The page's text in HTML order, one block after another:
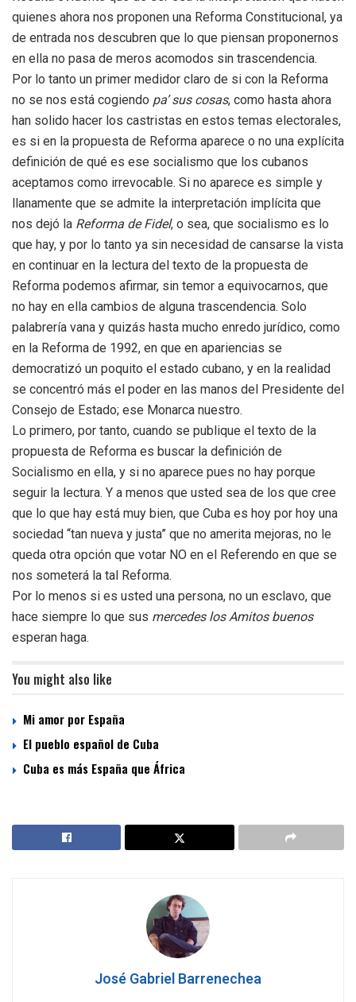
quienes ahora nos proponen una Reforma Constitucional, ya
de entrada nos descubren que lo que piensan proponernos
en ella no pasa de meros acomodos sin trascendencia.
Por lo tanto un primer medidor claro de si con la Reforma
no se nos está cogiendo pa’ sus cosas, como hasta ahora
han solido hacer los castristas en estos temas electorales,
es si en la propuesta de Reforma aparece o no una explícita
definición de qué es ese socialismo que los cubanos
aceptamos como irrevocable. Si no aparece es simple y
llanamente que se admite la interpretación implícita que
nos dejó la Reforma de Fidel, o sea, que socialismo es lo
que hay, y por lo tanto ya sin necesidad de cansarse la vista
en continuar en la lectura del texto de la propuesta de
Reforma podemos afirmar, sin temor a equivocarnos, que
no hay en ella cambios de alguna trascendencia. Solo
palabrería vana y quizás hasta mucho enredo jurídico, como
en la Reforma de 1992, en que en apariencias se
democratizó un poquito el estado cubano, y en la realidad
se concentró más el poder en las manos del Presidente del
Consejo de Estado; ese Monarca nuestro.
Lo primero, por tanto, cuando se publique el texto de la
propuesta de Reforma es buscar la definición de
Socialismo en ella, y si no aparece pues no hay porque
seguir la lectura. Y a menos que usted sea de los que cree
que lo que hay está muy bien, que Cuba es hoy por hoy una
sociedad “tan nueva y justa” que no amerita mejoras, no le
queda otra opción que votar NO en el Referendo en que se
nos someterá la tal Reforma.
Por lo menos si es usted una persona, no un esclavo, que
hace siempre lo que sus mercedes los Amitos buenos
esperan haga.
You might also like
Mi amor por España
El pueblo español de Cuba
Cuba es más España que África
José Gabriel Barrenechea